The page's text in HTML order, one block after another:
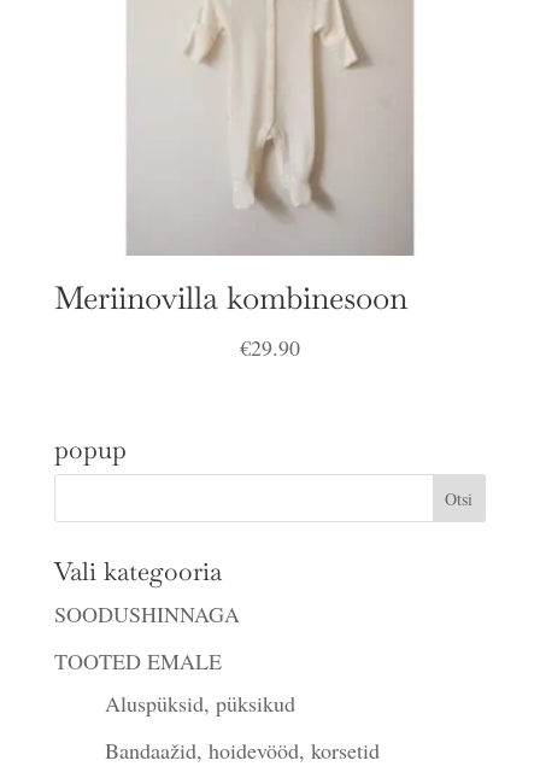
Meriinovilla kombinesoon
€29.90
popup
Vali kategooria
SOODUSHINNAGA
TOOTED EMALE
Aluspüksid, püksikud
Bandaažid, hoidevööd, korsetid